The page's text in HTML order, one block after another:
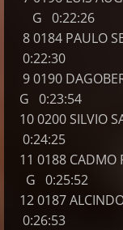
G 0:22:26
8 0184
0:22:30
9 0190
G 0:23:54
10 0200
0:24:25
11 0188
G 0:25:52
12 0187
0:26:53